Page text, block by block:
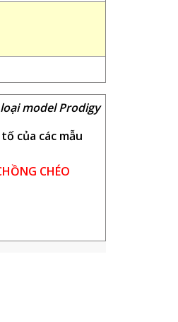
model Prodigy
của các mẫu
CHÉO